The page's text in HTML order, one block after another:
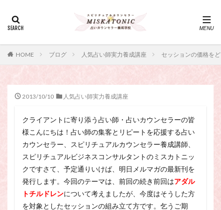
HOME ブログ 人気占い師実力養成講座 セッションの価格を
2013/10/10 人気占い師実力養成講座
クライアントに寄り添う占い師・占いカウンセラーの皆
様こんにちは！占い師の集客とリピートを応援する占い
カウンセラー、スピリチュアルカウンセラー養成講師、
スピリチュアルビジネスコンサルタントのミスカトニッ
クですさて、予定通りいけば、明日メルマガの最新刊を
発行します。今回のテーマは、前回の続き前回はアダル
トチルドレンについて考えましたが、今度はそうした方
を対象としたセッションの組み立て方です。乞うご期
ー、占い師、占い師になりたい、占い講座
引き寄せの法則
心理療法
波動の法則
神さまとのおしゃべり
占い師 開運
電話占い
願いが叶うおまじない
願いが叶う祈り方
占い師になりたい
占いセラピー
おまじない
スピリチュアル・セラピー
サイコセラピー